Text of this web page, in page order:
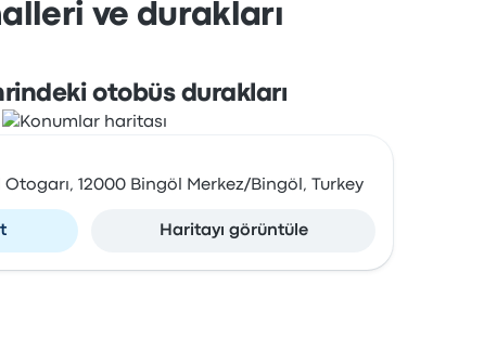
ve durakları
otobüs durakları
12000 Bingöl Merkez/Bingöl, Turkey
Haritayı görüntüle